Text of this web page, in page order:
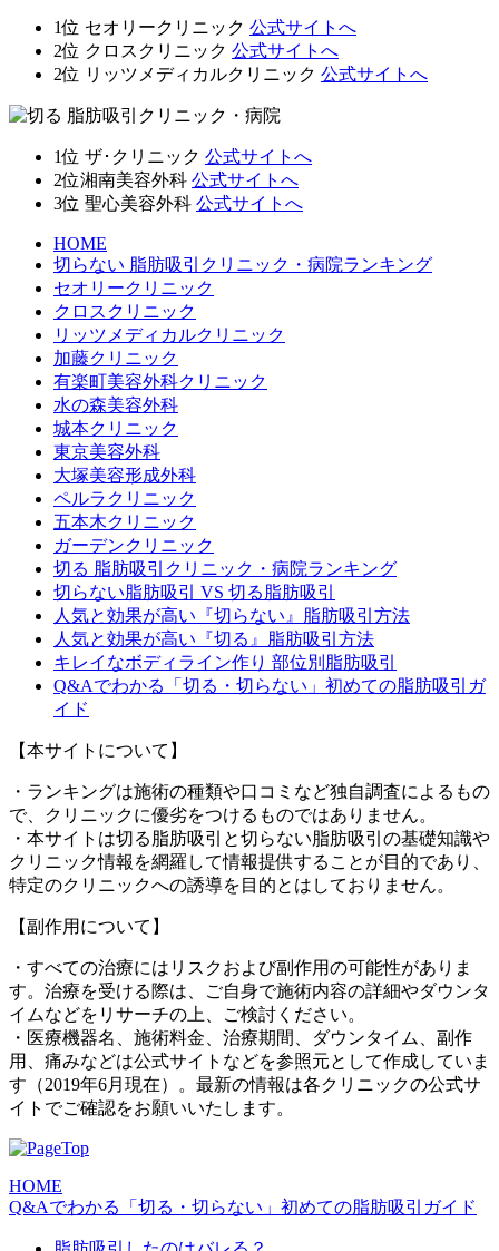
1位 セオリークリニック 公式サイトへ
2位 クロスクリニック 公式サイトへ
2位 リッツメディカルクリニック 公式サイトへ
1位 ザ･クリニック 公式サイトへ
2位湘南美容外科 公式サイトへ
3位 聖心美容外科 公式サイトへ
HOME
切らない 脂肪吸引クリニック・病院ランキング
セオリークリニック
クロスクリニック
リッツメディカルクリニック
加藤クリニック
有楽町美容外科クリニック
水の森美容外科
城本クリニック
東京美容外科
大塚美容形成外科
ペルラクリニック
五本木クリニック
ガーデンクリニック
切る 脂肪吸引クリニック・病院ランキング
切らない脂肪吸引 VS 切る脂肪吸引
人気と効果が高い『切らない』脂肪吸引方法
人気と効果が高い『切る』脂肪吸引方法
キレイなボディライン作り 部位別脂肪吸引
Q&Aでわかる「切る・切らない」初めての脂肪吸引ガ
イド
【本サイトについて】
・ランキングは施術の種類や口コミなど独自調査によるもの
で、クリニックに優劣をつけるものではありません。
・本サイトは切る脂肪吸引と切らない脂肪吸引の基礎知識や
クリニック情報を網羅して情報提供することが目的であり、
特定のクリニックへの誘導を目的とはしておりません。
【副作用について】
・すべての治療にはリスクおよび副作用の可能性がありま
す。治療を受ける際は、ご自身で施術内容の詳細やダウンタ
イムなどをリサーチの上、ご検討ください。
・医療機器名、施術料金、治療期間、ダウンタイム、副作
用、痛みなどは公式サイトなどを参照元として作成していま
す（2019年6月現在）。最新の情報は各クリニックの公式サ
イトでご確認をお願いいたします。
HOME
Q&Aでわかる「切る・切らない」初めての脂肪吸引ガイド